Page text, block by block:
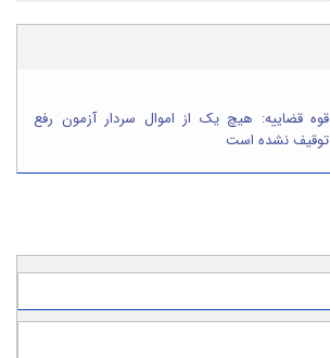
قوه قضاییه: هیچ یک از اموال سردار آزمون رفع
توقیف نشده است